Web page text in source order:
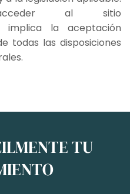
al sitio
implica la aceptación
todas las disposiciones
TU